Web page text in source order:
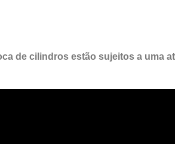
de cilindros estão sujeitos a uma